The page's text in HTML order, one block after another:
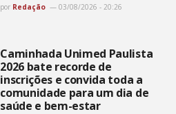
por Redação 03/08/2026 - 20:26
Caminhada Unimed Paulista
2026 bate recorde de
inscrições e convida toda a
comunidade para um dia de
saúde e bem-estar